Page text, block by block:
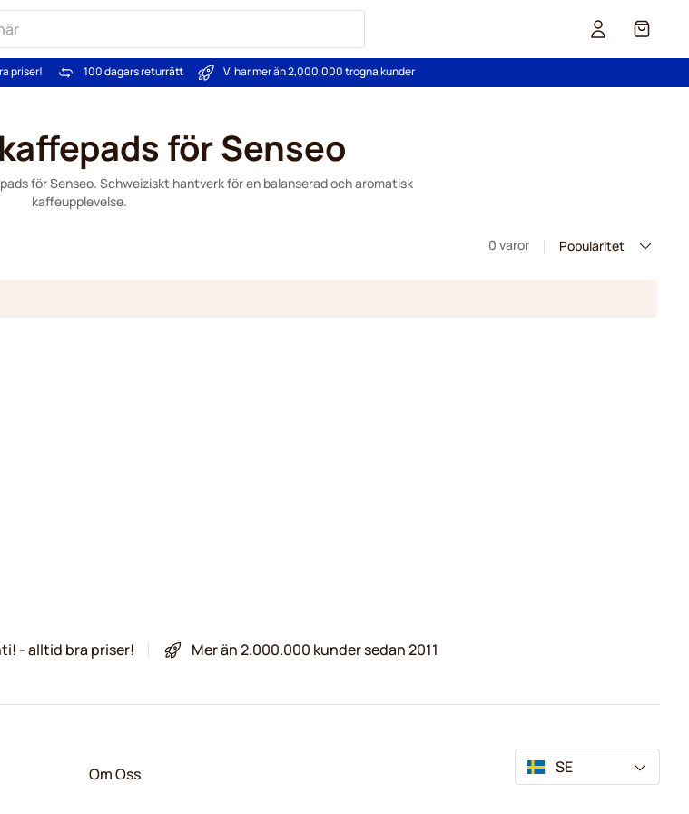
Cart
priser! 100 dagars returrätt Vi har mer än 2,000,000 trogna kunder
för Senseo
för Senseo. Schweiziskt hantverk för en balanserad och aromatisk
kaffeupplevelse.
0 varor
- alltid bra priser! Mer än 2.000.000 kunder sedan 2011
Om Oss SE